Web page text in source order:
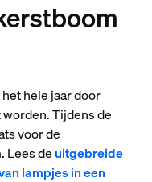
hele jaar door
Tijdens de
voor de
Lees de uitgebreide
lampjes in een